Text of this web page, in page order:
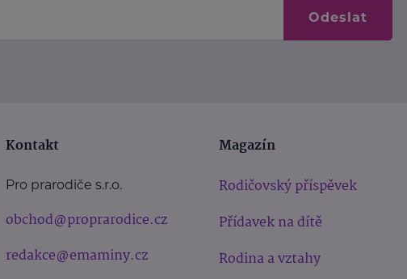
Odeslat
Kontakt
Pro prarodiče s.r.o.
obchod@proprarodice.cz
redakce@emaminy.cz
Magazín
Rodičovský příspěvek
Přídavek na dítě
Rodina a vztahy